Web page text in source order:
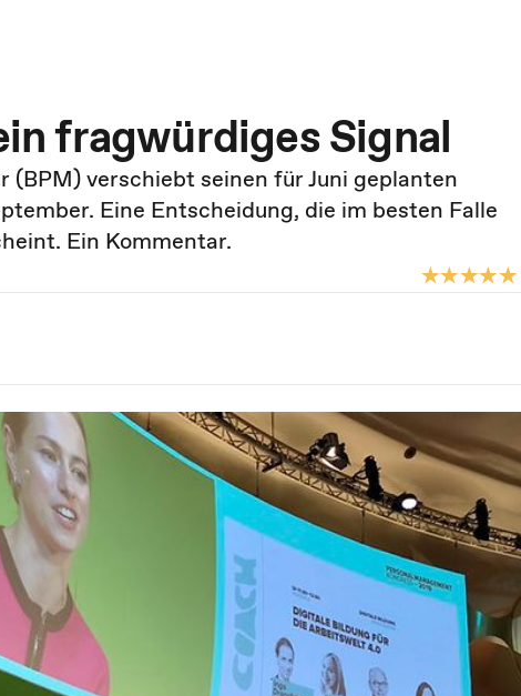
fragwürdiges Signal
(BPM) verschiebt seinen für Juni geplanten
Eine Entscheidung, die im besten Falle
Ein Kommentar.